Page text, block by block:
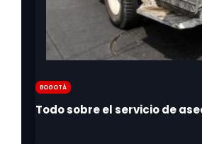
Bogotá